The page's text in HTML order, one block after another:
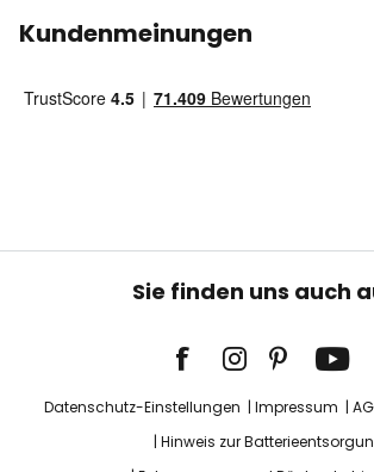
Kundenmeinungen
Sie finden uns auch
Datenschutz-Einstellungen Impressum
Hinweis zur